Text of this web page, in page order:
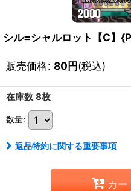
シル=シャルロット【C】
販売価格: 80円(税込)
在庫数 8枚
数量:
返品特約に関する重要事項
カー